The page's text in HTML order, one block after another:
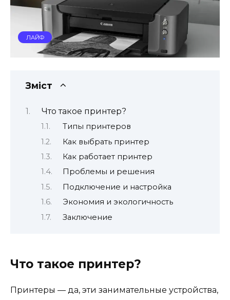
ЛАЙФ
Зміст
Что такое принтер?
Типы принтеров
Как выбрать принтер
Как работает принтер
Проблемы и решения
Подключение и настройка
Экономия и экологичность
Заключение
Что такое принтер?
Принтеры — да, эти занимательные устройства,